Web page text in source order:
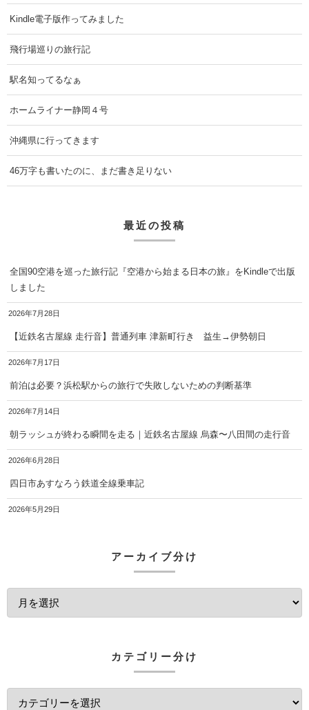
Kindle電子版作ってみました
飛行場巡りの旅行記
駅名知ってるなぁ
ホームライナー静岡４号
沖縄県に行ってきます
46万字も書いたのに、まだ書き足りない
最近の投稿
全国90空港を巡った旅行記『空港から始まる日本の旅』をKindleで出版
しました
2026年7月28日
【近鉄名古屋線 走行音】普通列車 津新町行き 益生→伊勢朝日
2026年7月17日
前泊は必要？浜松駅からの旅行で失敗しないための判断基準
2026年7月14日
朝ラッシュが終わる瞬間を走る｜近鉄名古屋線 烏森〜八田間の走行音
2026年6月28日
四日市あすなろう鉄道全線乗車記
2026年5月29日
アーカイブ分け
カテゴリー分け